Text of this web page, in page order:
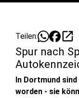
Teilen: open_in_new
Spur nach
In Dortmund
worden - sie